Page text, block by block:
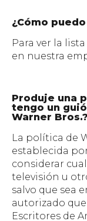
¿Cómo
Para ver la
en nuestra
Produje una
tengo un
Warner Bros.?
La política de
establecida
considerar
televisión u
salvo que sea
autorizado
Escritores de